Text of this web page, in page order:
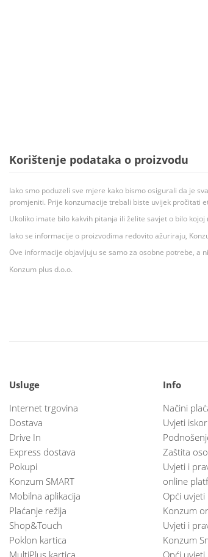
Korištenje podataka o proizvodu
Iako smo poduzeli sve mjere kako bismo osigurali da je
promjeniti. Prije konzumacije trebali biste uvijek pročitati
Ukoliko imate bilo kakvih pitanja ili želite savjet o bilo
Iako se informacije o proizvodima redovito ažuriraju,
Ove informacije objavljuju se samo za osobne potrebe, a
Konzum plus d.o.o.
Usluge
Internet trgovina
Dostava
Drive In
Express dostava
Pokupi
Konzum SMART
Mobilna aplikacija
Plaćanje režija
Shop&Touch
Poklon kartica
MultiPlus kartica
Info
Načini
Uvjeti
Zaštita
Uvjeti i
online
Opći
Konzum
Uvjeti i
Konzum
Opći